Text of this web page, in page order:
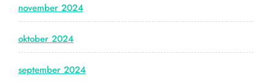
november 2024
oktober 2024
september 2024